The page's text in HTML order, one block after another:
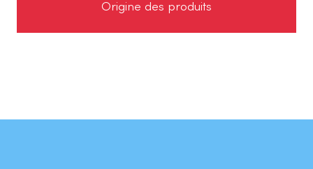
Origine des produits